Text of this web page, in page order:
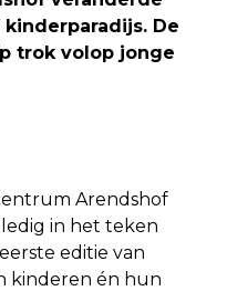
De
trok volop jonge
Arendshof
in het teken
editie van
kinderen én hun